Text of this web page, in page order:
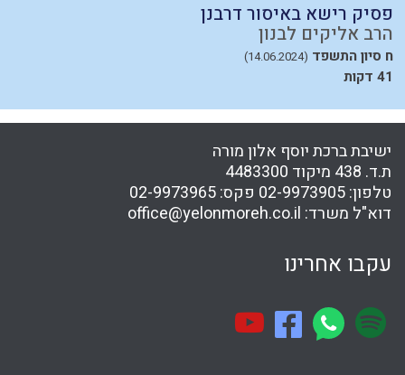
פסיק רישא באיסור דרבנן
הרב אליקים לבנון
ח סיון התשפד (14.06.2024)
41 דקות
ישיבת ברכת יוסף אלון מורה
ת.ד. 438 מיקוד 4483300
טלפון:02-9973905 פקס:02-9973965
דוא"ל משרד: office@yelonmoreh.co.il
עקבו אחרינו